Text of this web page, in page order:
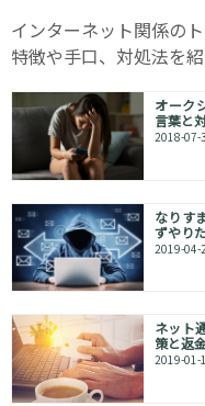
インターネット関係の
特徴や手口、対処法を紹
オーク
言葉と
2018-07-
なりす
ずやり
2019-04-
ネット
策と返
2019-01-